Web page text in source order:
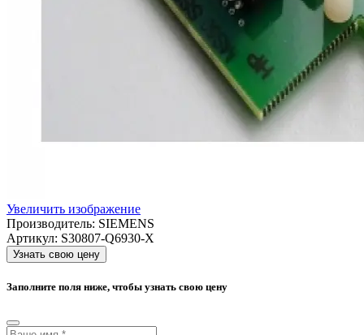
Увеличить изображение
Производитель: SIEMENS
Артикул: S30807-Q6930-X
Узнать свою цену
Заполните поля ниже, чтобы узнать свою цену